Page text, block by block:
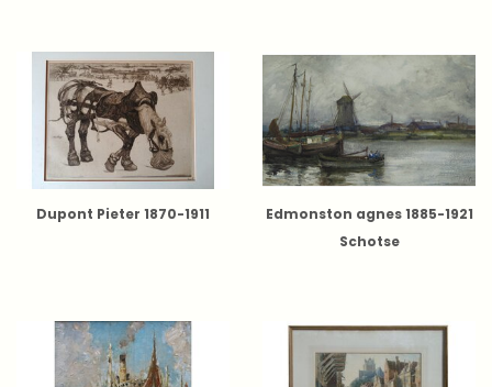
Dupont Pieter 1870-1911
Edmonston agnes 1885-1921
Schotse